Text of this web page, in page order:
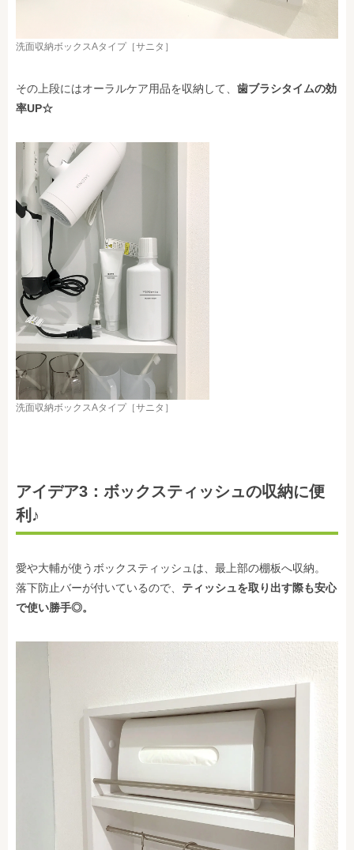
洗面収納ボックスAタイプ［サニタ］
その上段にはオーラルケア用品を収納して、 歯ブラシタイムの効
率UP☆
洗面収納ボックスAタイプ［サニタ］
アイデア3：ボックスティッシュの収納に便
利♪
愛や大輔が使うボックスティッシュは、最上部の棚板へ収納。
落下防止バーが付いているので、 ティッシュを取り出す際も安心
で使い勝手◎。